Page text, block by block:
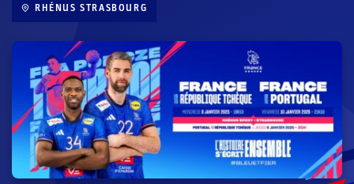
RHÉNUS STRASBOURG